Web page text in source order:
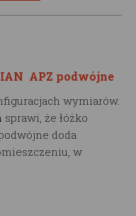
APZ podwójne
wymiarów.
sprawi, że łóżko
doda
w